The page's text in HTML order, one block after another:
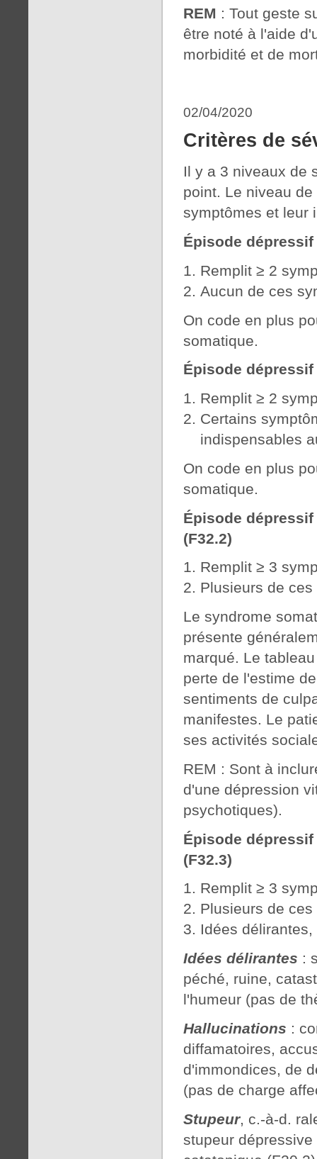
REM : Tout geste
être noté à l'aide
morbidité et de
02/04/2020
Critères de
Il y a 3 niveaux de
point. Le niveau
symptômes et leur
Épisode dépressif
Remplit ≥ 2
Aucun de ces
On code en plus
somatique.
Épisode dépressif
Remplit ≥ 2
Certains
indispensables
On code en plus
somatique.
Épisode
(F32.2)
Remplit ≥ 3
Plusieurs de
Le syndrome
présente
marqué. Le
perte de l'estime
sentiments de
manifestes. Le
ses activités
REM : Sont à
d'une dépression
psychotiques).
Épisode
(F32.3)
Remplit ≥ 3
Plusieurs de
Idées
Idées délirantes :
péché, ruine,
l'humeur (pas de
Hallucinations :
diffamatoires,
d'immondices, de
(pas de charge
Stupeur, c.-à-d.
stupeur